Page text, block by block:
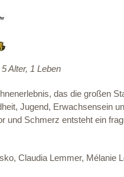
Alter, 1 Leben
das die großen
Jugend, Erwachsensein
und Schmerz entsteht ein
Claudia Lemmer, Mélanie